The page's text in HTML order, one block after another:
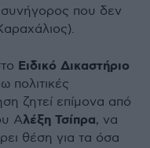
που δεν
Ειδικό Δικαστήριο
πολιτικές
ζητεί επίμονα από
Αλέξη Τσίπρα, να
θέση για τα όσα